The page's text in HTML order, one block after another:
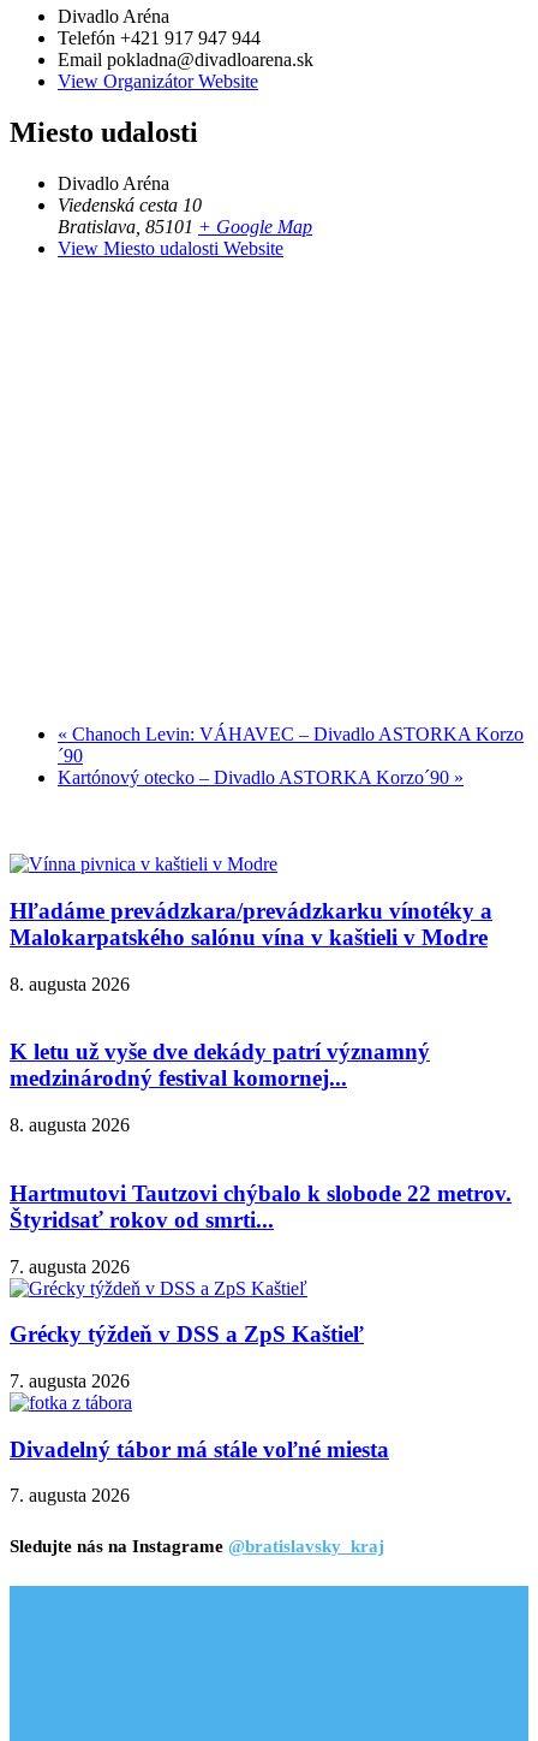
Divadlo Aréna
Telefón +421 917 947 944
Email pokladna@divadloarena.sk
View Organizátor Website
Miesto udalosti
Divadlo Aréna
Viedenská cesta 10
Bratislava 85101 + Google Map
View Miesto udalosti Website
« Chanoch Levin: VÁHAVEC – Divadlo ASTORKA Korzo
´90
Kartónový otecko – Divadlo ASTORKA Korzo´90 »
Hľadáme prevádzkara/prevádzkarku vínotéky a
Malokarpatského salónu vína v kaštieli v Modre
8. augusta 2026
K letu už vyše dve dekády patrí významný
medzinárodný festival komornej...
8. augusta 2026
Hartmutovi Tautzovi chýbalo k slobode 22 metrov.
Štyridsať rokov od smrti...
7. augusta 2026
Grécky týždeň v DSS a ZpS Kaštieľ
7. augusta 2026
Divadelný tábor má stále voľné miesta
7. augusta 2026
Sledujte nás na Instagrame @bratislavsky_kraj